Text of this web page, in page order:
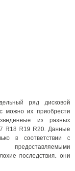
ряд дисковой
можно их приобрести
из разных
R18 R19 R20. Данные
в соответствии с
предоставляемыми
последствия. они